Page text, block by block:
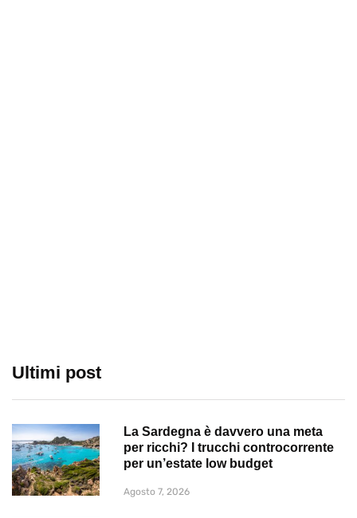
Ultimi post
La Sardegna è davvero una meta
per ricchi? I trucchi controcorrente
per un’estate low budget
Agosto 7, 2026